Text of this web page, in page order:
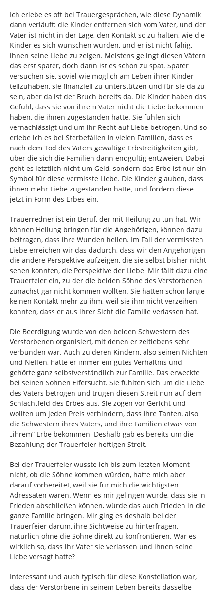
Ich erlebe es oft bei Trauergesprächen, wie diese Dynamik
dann verläuft: die Kinder entfernen sich vom Vater, und der
Vater ist nicht in der Lage, den Kontakt so zu halten, wie die
Kinder es sich wünschen würden, und er ist nicht fähig,
ihnen seine Liebe zu zeigen. Meistens gelingt diesen Vätern
das erst später, doch dann ist es schon zu spät. Später
versuchen sie, soviel wie möglich am Leben ihrer Kinder
teilzuhaben, sie finanziell zu unterstützen und für sie da zu
sein, aber da ist der Bruch bereits da. Die Kinder haben das
Gefühl, dass sie von ihrem Vater nicht die Liebe bekommen
haben, die ihnen zugestanden hätte. Sie fühlen sich
vernachlässigt und um ihr Recht auf Liebe betrogen. Und so
erlebe ich es bei Sterbefällen in vielen Familien, dass es
nach dem Tod des Vaters gewaltige Erbstreitigkeiten gibt,
über die sich die Familien dann endgültig entzweien. Dabei
geht es letztlich nicht um Geld, sondern das Erbe ist nur ein
Symbol für diese vermisste Liebe. Die Kinder glauben, dass
ihnen mehr Liebe zugestanden hätte, und fordern diese
jetzt in Form des Erbes ein.
Trauerredner ist ein Beruf, der mit Heilung zu tun hat. Wir
können Heilung bringen für die Angehörigen, können dazu
beitragen, dass ihre Wunden heilen. Im Fall der vermissten
Liebe erreichen wir das dadurch, dass wir den Angehörigen
die andere Perspektive aufzeigen, die sie selbst bisher nicht
sehen konnten, die Perspektive der Liebe. Mir fällt dazu eine
Trauerfeier ein, zu der die beiden Söhne des Verstorbenen
zunächst gar nicht kommen wollten. Sie hatten schon lange
keinen Kontakt mehr zu ihm, weil sie ihm nicht verzeihen
konnten, dass er aus ihrer Sicht die Familie verlassen hat.
Die Beerdigung wurde von den beiden Schwestern des
Verstorbenen organisiert, mit denen er zeitlebens sehr
verbunden war. Auch zu deren Kindern, also seinen Nichten
und Neffen, hatte er immer ein gutes Verhältnis und
gehörte ganz selbstverständlich zur Familie. Das erweckte
bei seinen Söhnen Eifersucht. Sie fühlten sich um die Liebe
des Vaters betrogen und trugen diesen Streit nun auf dem
Schlachtfeld des Erbes aus. Sie zogen vor Gericht und
wollten um jeden Preis verhindern, dass ihre Tanten, also
die Schwestern ihres Vaters, und ihre Familien etwas von
„ihrem“ Erbe bekommen. Deshalb gab es bereits um die
Bezahlung der Trauerfeier heftigen Streit.
Bei der Trauerfeier wusste ich bis zum letzten Moment
nicht, ob die Söhne kommen würden, hatte mich aber
darauf vorbereitet, weil sie für mich die wichtigsten
Adressaten waren. Wenn es mir gelingen würde, dass sie in
Frieden abschließen können, würde das auch Frieden in die
ganze Familie bringen. Mir ging es deshalb bei der
Trauerfeier darum, ihre Sichtweise zu hinterfragen,
natürlich ohne die Söhne direkt zu konfrontieren. War es
wirklich so, dass ihr Vater sie verlassen und ihnen seine
Liebe versagt hatte?
Interessant und auch typisch für diese Konstellation war,
dass der Verstorbene in seinem Leben bereits dasselbe